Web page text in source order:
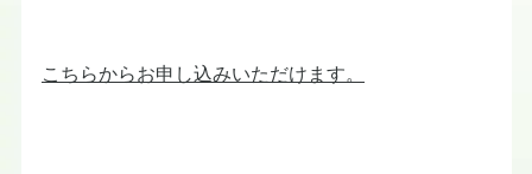
こちらからお申し込みいただけます。